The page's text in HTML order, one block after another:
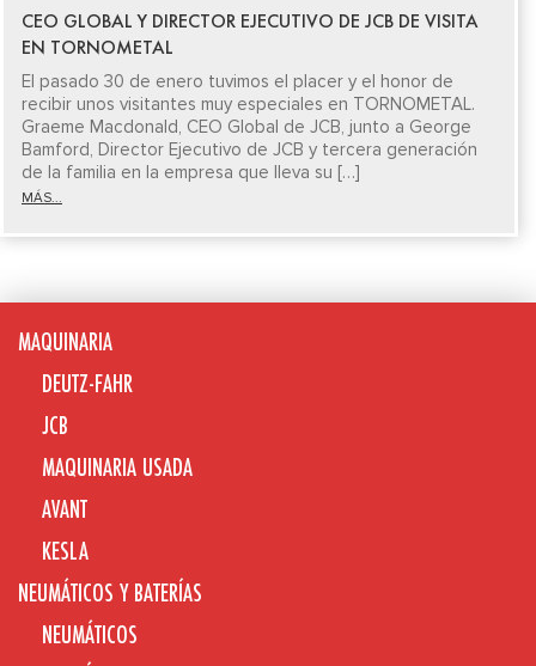
CEO GLOBAL Y DIRECTOR EJECUTIVO DE JCB DE VISITA
EN TORNOMETAL
El pasado 30 de enero tuvimos el placer y el honor de
recibir unos visitantes muy especiales en TORNOMETAL.
Graeme Macdonald, CEO Global de JCB, junto a George
Bamford, Director Ejecutivo de JCB y tercera generación
de la familia en la empresa que lleva su […]
MÁS...
MAQUINARIA
DEUTZ-FAHR
JCB
MAQUINARIA USADA
AVANT
KESLA
NEUMÁTICOS Y BATERÍAS
NEUMÁTICOS